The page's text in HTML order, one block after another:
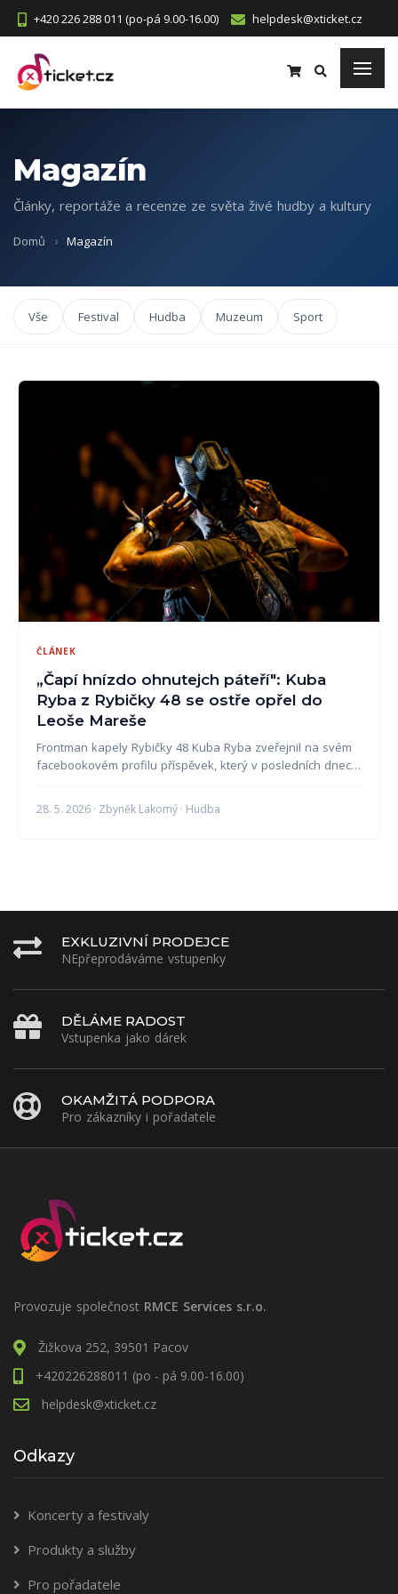
+420 226 288 011 (po-pá 9.00-16.00) helpdesk@xticket.cz
Magazín
Články, reportáže a recenze ze světa živé hudby a kultury
Domů Magazín
Vše Festival Hudba Muzeum Sport
ČLÁNEK
„Čapí hnízdo ohnutejch páteří": Kuba
Ryba z Rybičky 48 se ostře opřel do
Leoše Mareše
Frontman kapely Rybičky 48 Kuba Ryba zveřejnil na svém
facebookovém profilu příspěvek, který v posledních dnec…
28. 5. 2026 · Zbyněk Lakomý · Hudba
EXKLUZIVNÍ PRODEJCE
NEpřeprodáváme vstupenky
DĚLÁME RADOST
Vstupenka jako dárek
OKAMŽITÁ PODPORA
Pro zákazníky i pořadatele
Provozuje společnost RMCE Services s.r.o.
Žižkova 252, 39501 Pacov
+420226288011 (po - pá 9.00-16.00)
helpdesk@xticket.cz
Odkazy
Koncerty a festivaly
Produkty a služby
Pro pořadatele